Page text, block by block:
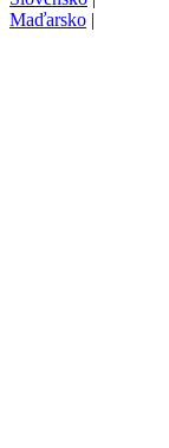
Maďarsko |